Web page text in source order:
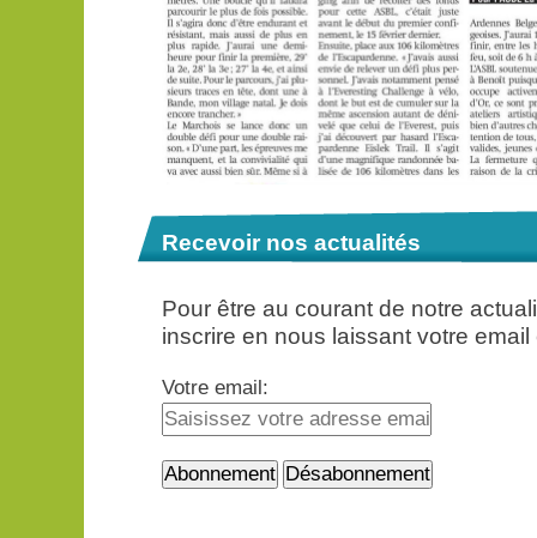
Recevoir nos actualités
Pour être au courant de notre
inscrire en nous laissant votre
Votre email: